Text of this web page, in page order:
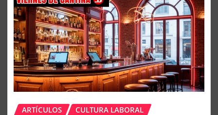
ARTÍCULOS CULTURA LABORAL